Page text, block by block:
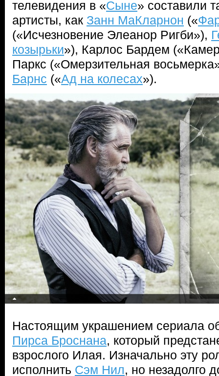
телевидения в «Сыне» составили
артисты, как Занн МаКларнон («
(«Исчезновение Элеанор Ригби»),
козырьки»), Карлос Бардем
Паркс («Омерзительная
Барнс («Ад на колесах»).
Настоящим украшением сериала
Пирса Броснана, который
взрослого Илая. Изначально эту
исполнить Сэм Нил, но незадолго